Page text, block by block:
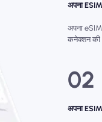
अपना
अपना
कनेक्शन की
02
अपना